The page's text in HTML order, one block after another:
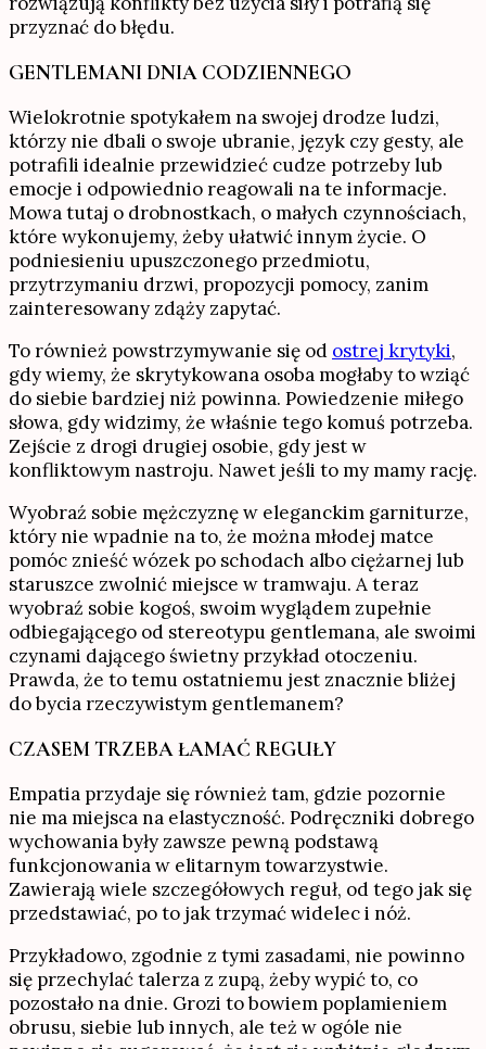
przyznać do błędu.
GENTLEMANI DNIA CODZIENNEGO
Wielokrotnie spotykałem na swojej drodze ludzi,
którzy nie dbali o swoje ubranie, język czy gesty, ale
potrafili idealnie przewidzieć cudze potrzeby lub
emocje i odpowiednio reagowali na te informacje.
Mowa tutaj o drobnostkach, o małych czynnościach,
które wykonujemy, żeby ułatwić innym życie. O
podniesieniu upuszczonego przedmiotu,
przytrzymaniu drzwi, propozycji pomocy, zanim
zainteresowany zdąży zapytać.
To również powstrzymywanie się od ostrej krytyki,
gdy wiemy, że skrytykowana osoba mogłaby to wziąć
do siebie bardziej niż powinna. Powiedzenie miłego
słowa, gdy widzimy, że właśnie tego komuś potrzeba.
Zejście z drogi drugiej osobie, gdy jest w
konfliktowym nastroju. Nawet jeśli to my mamy rację.
Wyobraź sobie mężczyznę w eleganckim garniturze,
który nie wpadnie na to, że można młodej matce
pomóc znieść wózek po schodach albo ciężarnej lub
staruszce zwolnić miejsce w tramwaju. A teraz
wyobraź sobie kogoś, swoim wyglądem zupełnie
odbiegającego od stereotypu gentlemana, ale swoimi
czynami dającego świetny przykład otoczeniu.
Prawda, że to temu ostatniemu jest znacznie bliżej
do bycia rzeczywistym gentlemanem?
CZASEM TRZEBA ŁAMAĆ REGUŁY
Empatia przydaje się również tam, gdzie pozornie
nie ma miejsca na elastyczność. Podręczniki dobrego
wychowania były zawsze pewną podstawą
funkcjonowania w elitarnym towarzystwie.
Zawierają wiele szczegółowych reguł, od tego jak się
przedstawiać, po to jak trzymać widelec i nóż.
Przykładowo, zgodnie z tymi zasadami, nie powinno
się przechylać talerza z zupą, żeby wypić to, co
pozostało na dnie. Grozi to bowiem poplamieniem
obrusu, siebie lub innych, ale też w ogóle nie